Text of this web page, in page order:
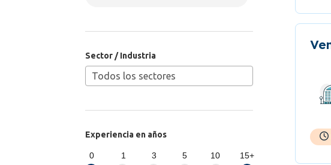
Sector / Industria
Experiencia en años
0 1 3 5 10 15+